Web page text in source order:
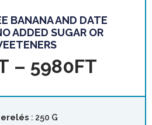
BANANA AND DATE
ADDED SUGAR OR
– 5980FT
: 250 G